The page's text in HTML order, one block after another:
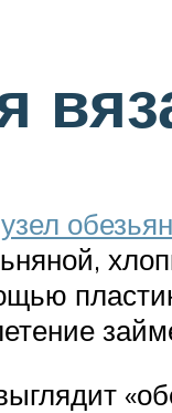
узел